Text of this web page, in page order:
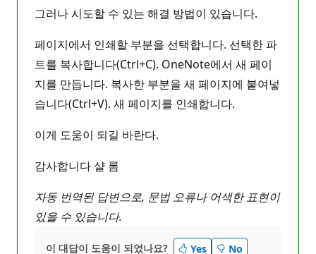
그러나 시도할 수 있는 해결 방법이 있습니다.
페이지에서 인쇄할 부분을 선택합니다. 선택한 파
트를 복사합니다(Ctrl+C). OneNote에서 새 페이
지를 만듭니다. 복사한 부분을 새 페이지에 붙여넣
습니다(Ctrl+V). 새 페이지를 인쇄합니다.
이게 도움이 되길 바란다.
감사합니다 샬 롬
자동 번역된 답변으로, 문법 오류나 어색한 표현이
있을 수 있습니다.
이 대답이 도움이 되었나요? Yes No